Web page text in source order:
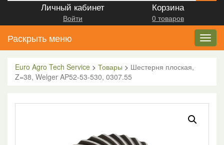
Личный кабинет
Войти
Корзина
0 товаров
Раскрыть меню
Euro Agro Tech Service > Товары > Шестерня плоская,
Z=38, Welger AP52-53-530, 0307.55